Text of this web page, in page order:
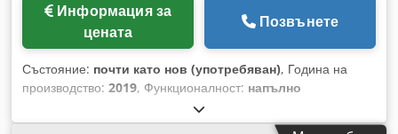
Информация за
цената
Позвънете
Състояние: почти като нов (употребяван), Година на
производство: 2019, Функционалност: напълно
, Използван охладител за въздух Atlas
Copco FX6 2,34 м³/мин 14 бара Cjdpfx Afezrtbio Hjha